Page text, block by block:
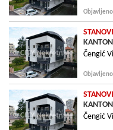
STANOVI
Čengić
STANOVI
Čengić